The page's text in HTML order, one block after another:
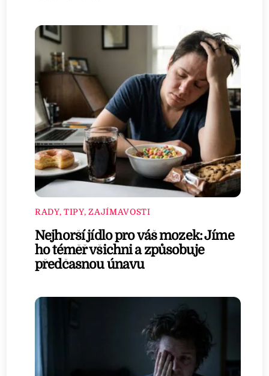
RADY, TIPY, ZAJÍMAVOSTI
Nejhorší jídlo pro váš mozek: Jíme
ho téměř všichni a způsobuje
předčasnou únavu